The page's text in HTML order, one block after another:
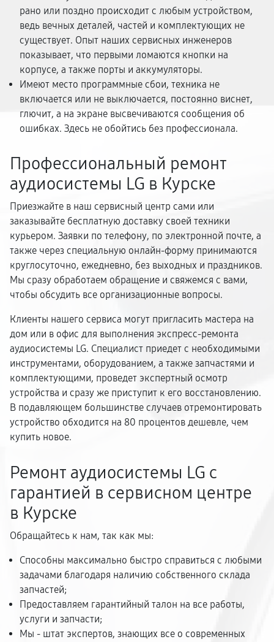
рано или поздно происходит с любым устройством,
ведь вечных деталей, частей и комплектующих не
существует. Опыт наших сервисных инженеров
показывает, что первыми ломаются кнопки на
корпусе, а также порты и аккумуляторы.
Имеют место программные сбои, техника не
включается или не выключается, постоянно виснет,
глючит, а на экране высвечиваются сообщения об
ошибках. Здесь не обойтись без профессионала.
Профессиональный ремонт
аудиосистемы LG в Курске
Приезжайте в наш сервисный центр сами или
заказывайте бесплатную доставку своей техники
курьером. Заявки по телефону, по электронной почте, а
также через специальную онлайн-форму принимаются
круглосуточно, ежедневно, без выходных и праздников.
Мы сразу обработаем обращение и свяжемся с вами,
чтобы обсудить все организационные вопросы.
Клиенты нашего сервиса могут пригласить мастера на
дом или в офис для выполнения экспресс-ремонта
аудиосистемы LG. Специалист приедет с необходимыми
инструментами, оборудованием, а также запчастями и
комплектующими, проведет экспертный осмотр
устройства и сразу же приступит к его восстановлению.
В подавляющем большинстве случаев отремонтировать
устройство обходится на 80 процентов дешевле, чем
купить новое.
Ремонт аудиосистемы LG с
гарантией в сервисном центре
в Курске
Обращайтесь к нам, так как мы:
Способны максимально быстро справиться с любыми
задачами благодаря наличию собственного склада
запчастей;
Предоставляем гарантийный талон на все работы,
услуги и запчасти;
Мы - штат экспертов, знающих все о современных